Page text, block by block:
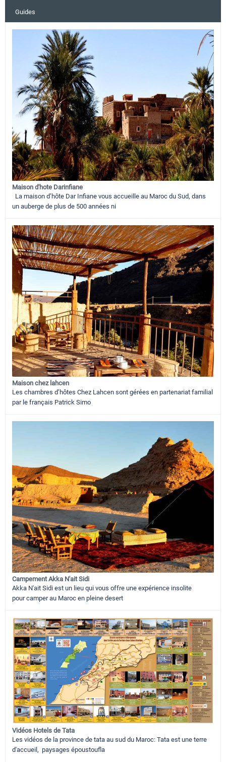
Guides
Maison d'hote Darinfiane
La maison d’hôte Dar Infiane vous accueille au Maroc du Sud, dans
un auberge de plus de 500 années ni
Maison chez lahcen
Les chambres d’hôtes Chez Lahcen sont gérées en partenariat familial
par le français Patrick Simo
Campement Akka N'ait Sidi
Akka N'ait Sidi est un lieu qui vous offre une expérience insolite
pour camper au Maroc en pleine desert
Vidéos Hotels de Tata
Les vidéos de la province de tata au sud du Maroc: Tata est une terre
d'accueil, paysages époustoufla